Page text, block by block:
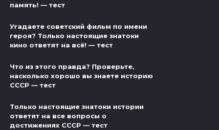
память! — тест
Угадаете советский фильм по имени
героя? Только настоящие знатоки
кино ответят на всё! — тест
Что из этого правда? Проверьте,
насколько хорошо вы знаете историю
СССР — тест
Только настоящие знатоки истории
ответят на все вопросы о
достижениях СССР — тест